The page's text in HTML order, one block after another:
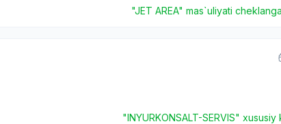
"JET AREA" mas`uliyati
"INYURKONSALT-SERVIS"